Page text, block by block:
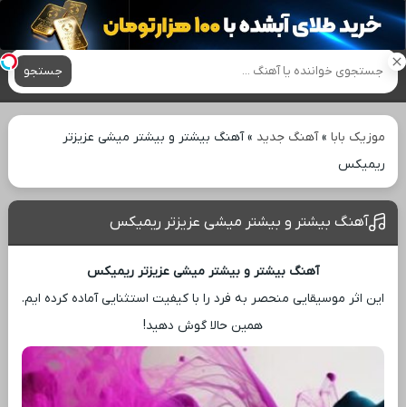
آهنگ های جدید
جستجو
موزیک بابا»آهنگ جدید »آهنگ بیشتر و بیشتر میشی عزیزتر
ریمیکس
آهنگ بیشتر و بیشتر میشی عزیزتر ریمیکس
آهنگ بیشتر و بیشتر میشی عزیزتر ریمیکس
این اثر موسیقایی منحصر به فرد را با کیفیت استثنایی آماده کرده ‌ایم.
همین حالا گوش دهید!